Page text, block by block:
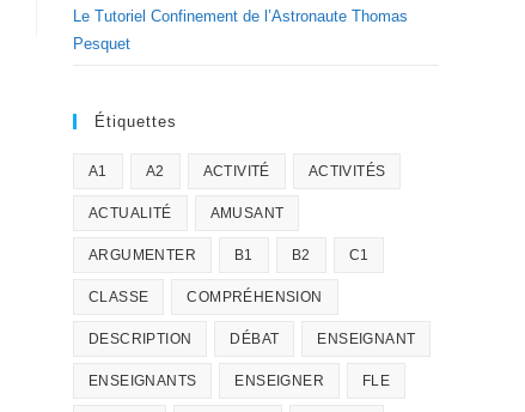
Le Tutoriel Confinement de l’Astronaute Thomas
Pesquet
Étiquettes
A1 A2 ACTIVITÉ ACTIVITÉS
ACTUALITÉ AMUSANT
ARGUMENTER B1 B2 C1
CLASSE COMPRÉHENSION
DESCRIPTION DÉBAT ENSEIGNANT
ENSEIGNANTS ENSEIGNER FLE